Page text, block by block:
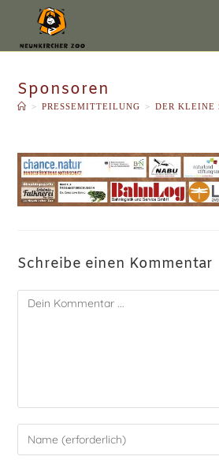
Sponsoren
> PRESSEMITTEILUNG > DER KLEINE
Schreibe einen Kommentar